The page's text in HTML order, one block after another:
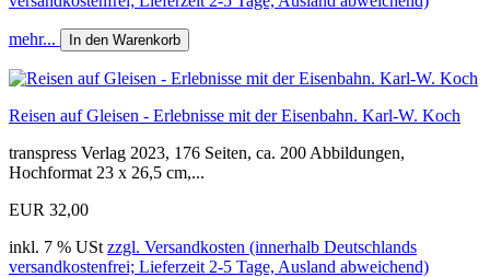
mehr... In den Warenkorb
Reisen auf Gleisen - Erlebnisse mit der Eisenbahn. Karl-W. Koch
transpress Verlag 2023, 176 Seiten, ca. 200 Abbildungen,
Hochformat 23 x 26,5 cm,...
EUR 32,00
inkl. 7 % USt zzgl. Versandkosten (innerhalb Deutschlands
versandkostenfrei; Lieferzeit 2-5 Tage, Ausland abweichend)